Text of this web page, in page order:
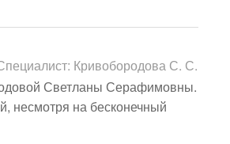
Кривобородова С. С.
Светланы Серафимовны.
несмотря на бесконечный